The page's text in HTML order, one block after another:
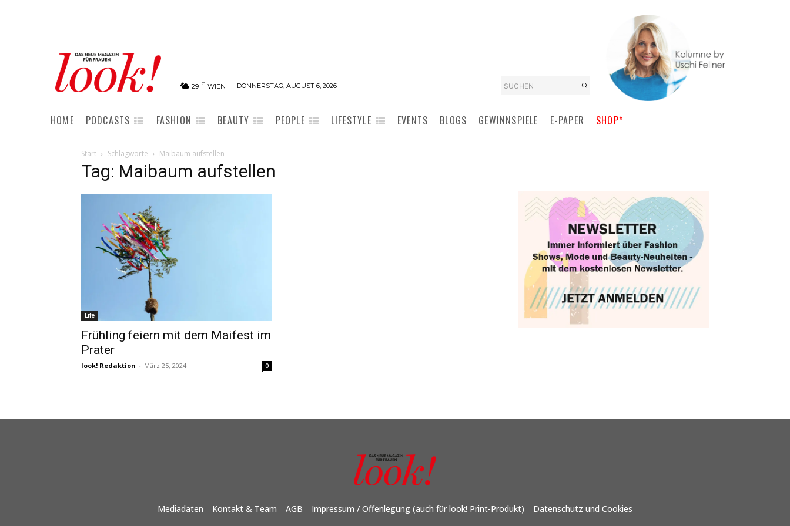
29 C WIEN DONNERSTAG, AUGUST 6, 2026 SUCHEN
HOME PODCASTS FASHION BEAUTY PEOPLE LIFESTYLE EVENTS BLOGS GEWINNSPIELE E-PAPER SHOP*
Start Schlagworte Maibaum aufstellen
Tag: Maibaum aufstellen
Life
Frühling feiern mit dem Maifest im
Prater
look! Redaktion - März 25, 2024 0
Mediadaten Kontakt & Team AGB Impressum / Offenlegung (auch für look! Print-Produkt) Datenschutz und Cookies